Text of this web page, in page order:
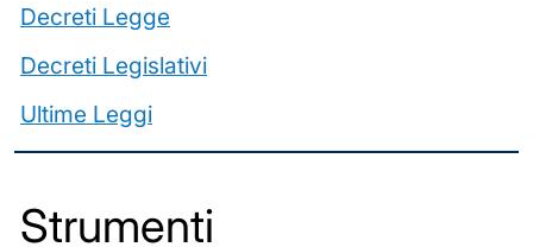
Decreti Legge
Decreti Legislativi
Ultime Leggi
️Strumenti